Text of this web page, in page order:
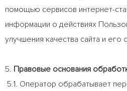
помощью сервисов интернет-
информации о действиях
улучшения качества сайта и его
5. Правовые основания
5.1. Оператор обрабатывает